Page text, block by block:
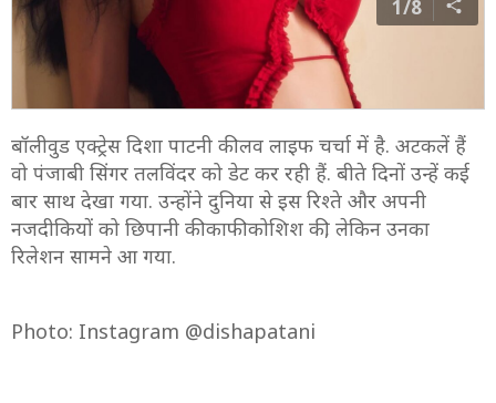
1/8
बॉलीवुड एक्ट्रेस दिशा पाटनी की लव लाइफ चर्चा में है. अटकलें हैं
वो पंजाबी सिंगर तलविंदर को डेट कर रही हैं. बीते दिनों उन्हें कई
बार साथ देखा गया. उन्होंने दुनिया से इस रिश्ते और अपनी
नजदीकियों को छिपानी की काफी कोशिश की, लेकिन उनका
रिलेशन सामने आ गया.
Photo: Instagram @dishapatani